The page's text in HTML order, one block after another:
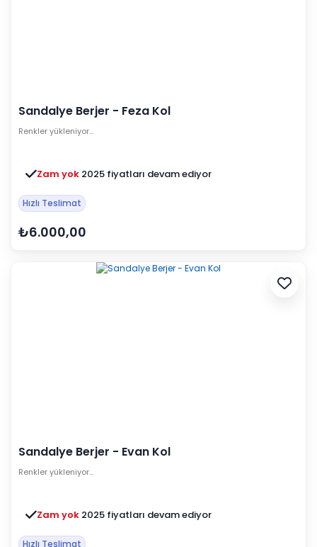
Sandalye Berjer - Feza Kol
Renkler yükleniyor…
Zam yok 2025 fiyatları devam ediyor
Hızlı Teslimat
₺6.000,00
Sandalye Berjer - Evan Kol
Renkler yükleniyor…
Zam yok 2025 fiyatları devam ediyor
Hızlı Teslimat